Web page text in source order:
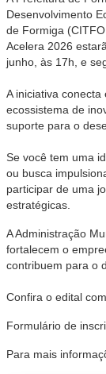
Desenvolvimento
de Formiga
Acelera 2026
junho, às 17h, e
A iniciativa
ecossistema de
suporte para o
Se você tem uma
ou busca
participar de uma
estratégicas.
A Administração
fortalecem o
contribuem para o
Confira o edital
Formulário de
Para mais